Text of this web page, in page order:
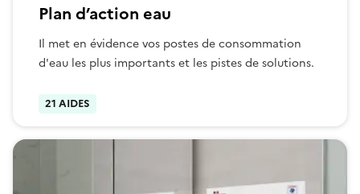
Plan d’action eau
Il met en évidence vos postes de consommation
d'eau les plus importants et les pistes de solutions.
21 AIDES